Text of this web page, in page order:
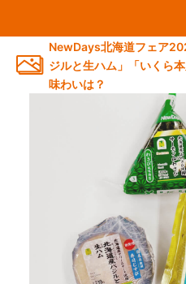
NewDays北海道フェア
ジルと生ハム」「いくら
味わいは？